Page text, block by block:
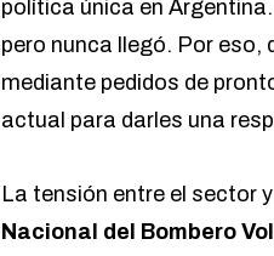
política única en
pero nunca llegó. Por eso,
mediante pedidos de
actual para darles una
La tensión entre el sector
Nacional del Bombero